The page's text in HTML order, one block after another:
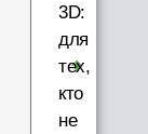
3D:
для
тех,
кто
не